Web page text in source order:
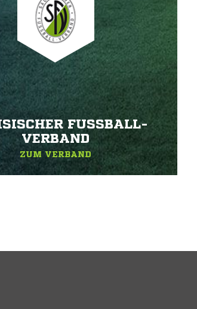
FUSSBALL-V
ERBAND
ZUM VERBAND